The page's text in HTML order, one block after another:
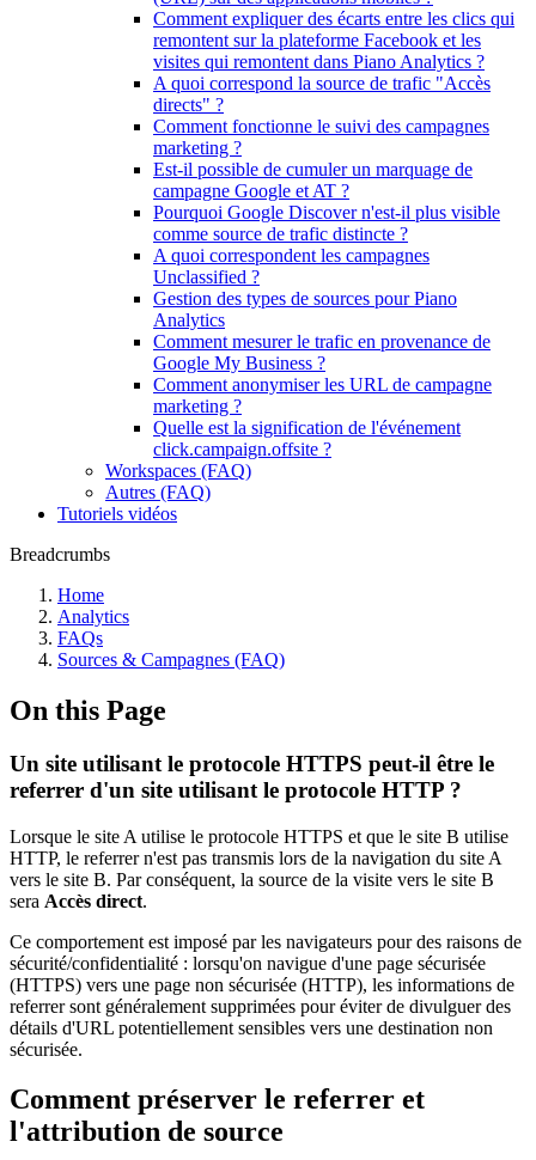
Comment expliquer des écarts entre les clics qui
remontent sur la plateforme Facebook et les
visites qui remontent dans Piano Analytics ?
A quoi correspond la source de trafic "Accès
directs" ?
Comment fonctionne le suivi des campagnes
marketing ?
Est-il possible de cumuler un marquage de
campagne Google et AT ?
Pourquoi Google Discover n'est-il plus visible
comme source de trafic distincte ?
A quoi correspondent les campagnes
Unclassified ?
Gestion des types de sources pour Piano
Analytics
Comment mesurer le trafic en provenance de
Google My Business ?
Comment anonymiser les URL de campagne
marketing ?
Quelle est la signification de l'événement
click.campaign.offsite ?
Workspaces (FAQ)
Autres (FAQ)
Tutoriels vidéos
Breadcrumbs
Home
Analytics
FAQs
Sources & Campagnes (FAQ)
On this Page
Un site utilisant le protocole HTTPS peut-il être le
referrer d'un site utilisant le protocole HTTP ?
Lorsque le site A utilise le protocole HTTPS et que le site B utilise
HTTP, le referrer n'est pas transmis lors de la navigation du site A
vers le site B. Par conséquent, la source de la visite vers le site B
sera Accès direct.
Ce comportement est imposé par les navigateurs pour des raisons de
sécurité/confidentialité : lorsqu'on navigue d'une page sécurisée
(HTTPS) vers une page non sécurisée (HTTP), les informations de
referrer sont généralement supprimées pour éviter de divulguer des
détails d'URL potentiellement sensibles vers une destination non
sécurisée.
Comment préserver le referrer et
l'attribution de source